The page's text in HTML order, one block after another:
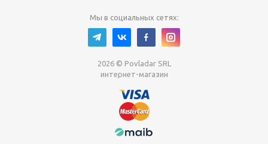
Мы в социальных сетях:
2026 © Povladar SRL
интернет-магазин